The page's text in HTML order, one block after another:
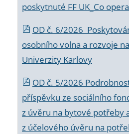
poskytnuté FF UK_Co
OD č. 6/2026
osobního volna a rozvoje
Univerzity Karlovy
OD č. 5/2026
příspěvku ze sociálního
z úvěru na bytové potřeby
z účelového úvěru na